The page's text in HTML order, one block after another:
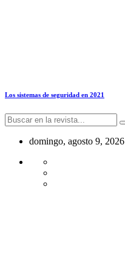
Los sistemas de seguridad en 2021
domingo, agosto 9, 2026